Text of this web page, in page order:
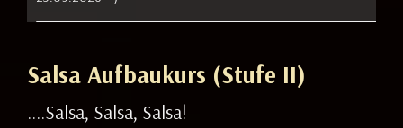
Salsa Aufbaukurs (Stufe II)
....Salsa, Salsa, Salsa!